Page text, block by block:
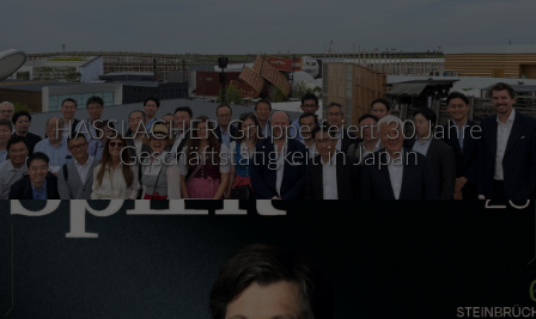
HASSLACHER Gruppe feiert 30 Jahre
Geschäftstätigkeit in Japan